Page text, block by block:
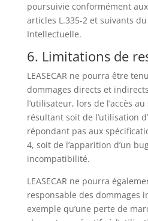
poursuivie conformément
articles L.335-2 et suivants
Intellectuelle.
6. Limitations de
LEASECAR ne pourra être
dommages directs et
l’utilisateur, lors de l’accès
résultant soit de l’utilisation
répondant pas aux
4, soit de l’apparition d’un
incompatibilité.
LEASECAR ne pourra
responsable des dommages
exemple qu’une perte de